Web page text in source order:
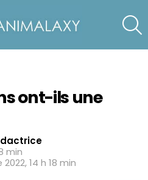
ont-ils une
min
14 h 18 min